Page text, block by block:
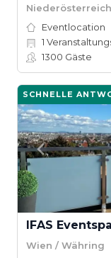
Niederösterreich
Eventlocation
1
1300 Gäste
SCHNELLE
IFAS
Wien / Währing